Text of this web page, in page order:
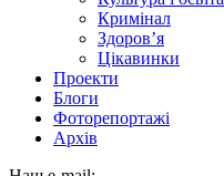
Кримінал
Здоров’я
Цікавинки
Проекти
Блоги
Фоторепортажі
Архів